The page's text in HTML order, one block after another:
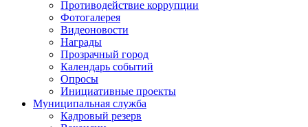
Противодействие коррупции
Фотогалерея
Видеоновости
Награды
Прозрачный город
Календарь событий
Опросы
Инициативные проекты
Муниципальная служба
Кадровый резерв